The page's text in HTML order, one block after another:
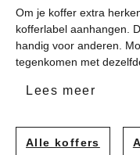
Om je koffer extra
kofferlabel aanhangen.
handig voor anderen.
tegenkomen met
het label staat je naam
verschillende kleuren.
Lees meer
Alle koffers